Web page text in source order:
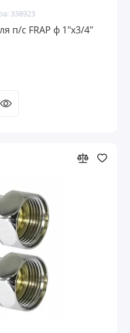
338923
п/с FRAP ф 1"х3/4"